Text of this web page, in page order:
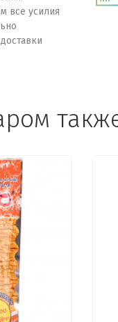
все усилия